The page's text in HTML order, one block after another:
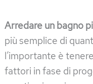
Arredare un bagno
più semplice di
l’importante è
fattori in fase di